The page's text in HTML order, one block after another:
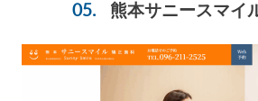
熊本サニースマイ